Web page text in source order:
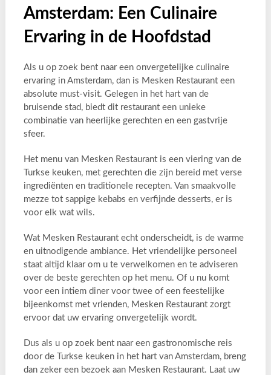
Amsterdam: Een Culinaire
Ervaring in de Hoofdstad
Als u op zoek bent naar een onvergetelijke culinaire
ervaring in Amsterdam, dan is Mesken Restaurant een
absolute must-visit. Gelegen in het hart van de
bruisende stad, biedt dit restaurant een unieke
combinatie van heerlijke gerechten en een gastvrije
sfeer.
Het menu van Mesken Restaurant is een viering van de
Turkse keuken, met gerechten die zijn bereid met verse
ingrediënten en traditionele recepten. Van smaakvolle
mezze tot sappige kebabs en verfijnde desserts, er is
voor elk wat wils.
Wat Mesken Restaurant echt onderscheidt, is de warme
en uitnodigende ambiance. Het vriendelijke personeel
staat altijd klaar om u te verwelkomen en te adviseren
over de beste gerechten op het menu. Of u nu komt
voor een intiem diner voor twee of een feestelijke
bijeenkomst met vrienden, Mesken Restaurant zorgt
ervoor dat uw ervaring onvergetelijk wordt.
Dus als u op zoek bent naar een gastronomische reis
door de Turkse keuken in het hart van Amsterdam, breng
dan zeker een bezoek aan Mesken Restaurant. Laat uw